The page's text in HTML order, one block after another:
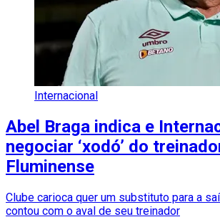
Internacional
Abel Braga indica e
negociar ‘xodó’ do
Fluminense
Clube carioca quer um substituto para a
contou com o aval de seu treinador